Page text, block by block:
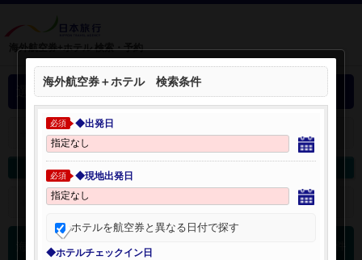
海外航空券+ホテル 検索・予約
選択中の海外航空券+ホテル
選択中の航空券・ホテルを開く：
海外航空券を変更
検索条件を開く：
海外航空券 検索結果
海外航空券＋ホテル 検索条件
必須 ◆出発日
必須 ◆現地出発日
ホテルを航空券と異なる日付で探す
◆ホテルチェックイン日